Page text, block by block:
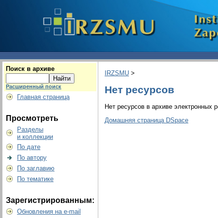
Поиск в архиве
Расширенный поиск
Главная страница
Просмотреть
Разделы
и коллекции
По дате
По автору
По заглавию
По тематике
Зарегистрированным:
Обновления на e-mail
IRZSMU >
Нет ресурсов
Нет ресурсов в архиве электронных
Домашняя страница DSpace